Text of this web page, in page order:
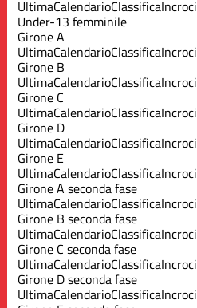
UltimaCalendarioClassificaIncroci
Under-13 femminile
Girone A
UltimaCalendarioClassificaIncroci
Girone B
UltimaCalendarioClassificaIncroci
Girone C
UltimaCalendarioClassificaIncroci
Girone D
UltimaCalendarioClassificaIncroci
Girone E
UltimaCalendarioClassificaIncroci
Girone A seconda fase
UltimaCalendarioClassificaIncroci
Girone B seconda fase
UltimaCalendarioClassificaIncroci
Girone C seconda fase
UltimaCalendarioClassificaIncroci
Girone D seconda fase
UltimaCalendarioClassificaIncroci